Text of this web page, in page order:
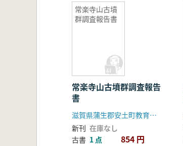
常楽寺山古墳
群調査報告書
常楽寺山古墳群調査報告
書
滋賀県蒲生郡安土町教育委員会
新刊 在庫なし
古書 1 点 854 円